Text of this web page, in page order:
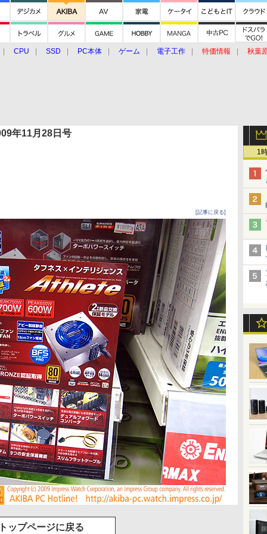
CPU SSD PC本体 ゲーム 電子工作 特価情報
秋葉
1
年11月28日号
[記事に戻る]
ップページに戻る